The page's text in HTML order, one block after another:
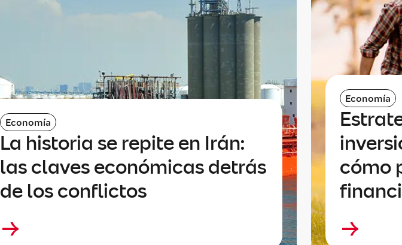
Economía
La historia se repite en Irán:
las claves económicas detrás
de los conflictos
Economía
cómo